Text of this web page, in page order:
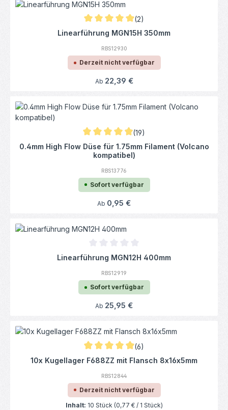
Durchschnittliche Bewertung von 5 von 5
(2)
Linearführung MGN15H 350mm
RBS12930
Derzeit nicht verfügbar
Regulärer Preis:
Ab 22,39 €
Durchschnittliche Bewertung von 4.97 von
(19)
0.4mm High Flow Düse für 1.75mm Filament (Volcano
kompatibel)
RBS13776
Sofort verfügbar
Regulärer Preis:
Ab 0,95 €
Durchschnittliche Bewertung von 0 von
Linearführung MGN12H 400mm
RBS12919
Sofort verfügbar
Regulärer Preis:
Ab 25,95 €
Durchschnittliche Bewertung von 4.92 von
(6)
10x Kugellager F688ZZ mit Flansch 8x16x5mm
RBS12844
Derzeit nicht verfügbar
Inhalt: 10 Stück (0,77 € / 1 Stück)